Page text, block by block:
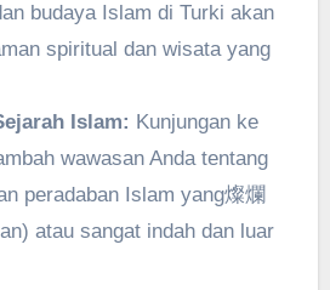
budaya Islam di Turki akan
spiritual dan wisata yang
Islam: Kunjungan ke
wawasan Anda tentang
peradaban Islam yang燦爛
atau sangat indah dan luar